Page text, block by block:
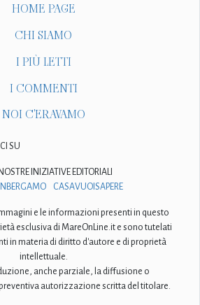
HOME PAGE
CHI SIAMO
I PIÙ LETTI
I COMMENTI
NOI C'ERAVAMO
SU
INIZIATIVE EDITORIALI
CASAVUOISAPERE
e le informazioni presenti in questo
esclusiva di MareOnLine.it e sono tutelati
in materia di diritto d'autore e di proprietà
intellettuale.
anche parziale, la diffusione o
autorizzazione scritta del titolare.